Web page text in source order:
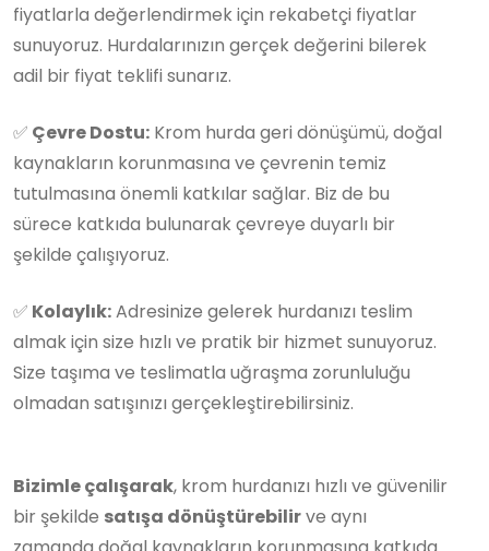
fiyatlarla değerlendirmek için rekabetçi fiyatlar
sunuyoruz. Hurdalarınızın gerçek değerini bilerek
adil bir fiyat teklifi sunarız.
✅ Çevre Dostu: Krom hurda geri dönüşümü, doğal
kaynakların korunmasına ve çevrenin temiz
tutulmasına önemli katkılar sağlar. Biz de bu
sürece katkıda bulunarak çevreye duyarlı bir
şekilde çalışıyoruz.
✅ Kolaylık:Adresinize gelerek hurdanızı teslim
almak için size hızlı ve pratik bir hizmet sunuyoruz.
Size taşıma ve teslimatla uğraşma zorunluluğu
olmadan satışınızı gerçekleştirebilirsiniz.
Bizimle çalışarak, krom hurdanızı hızlı ve güvenilir
bir şekilde satışa dönüştürebilirve aynı